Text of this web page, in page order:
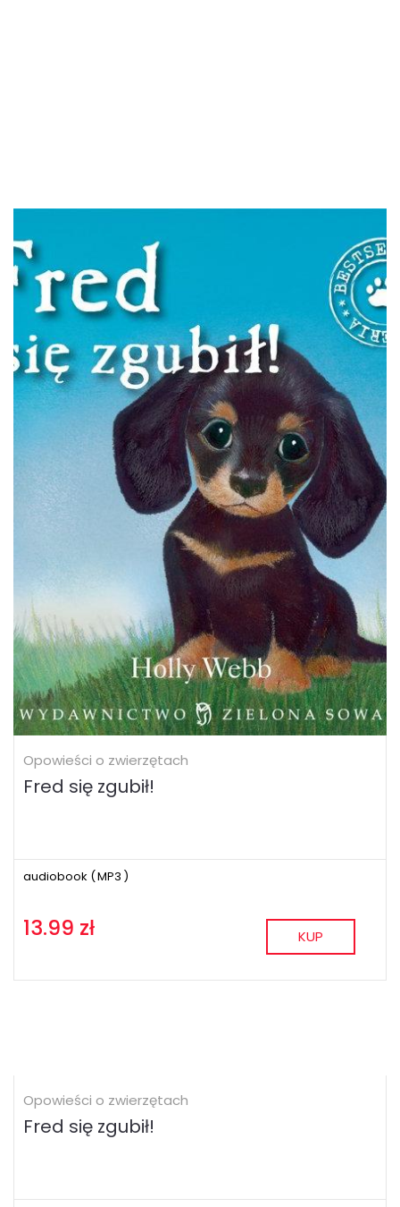
Opowieści o zwierzętach
Fred się zgubił!
audiobook (MP3 )
13.99 zł KUP
Opowieści o zwierzętach
Fred się zgubił!